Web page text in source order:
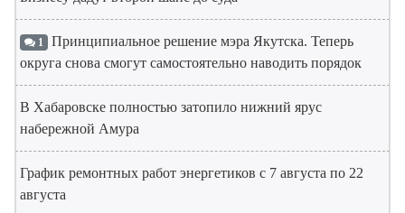
1 Принципиальное решение мэра Якутска. Теперь
округа снова смогут самостоятельно наводить порядок
В Хабаровске полностью затопило нижний ярус
набережной Амура
График ремонтных работ энергетиков с 7 августа по 22
августа